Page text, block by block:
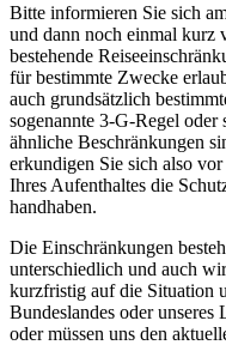
Bitte informieren Sie sich
und dann noch einmal kurz
bestehende
für bestimmte Zwecke
auch grundsätzlich
sogenannte 3-G-Regel oder
ähnliche Beschränkungen
erkundigen Sie sich also
Ihres Aufenthaltes die
handhaben.
Die Einschränkungen
unterschiedlich und auch
kurzfristig auf die Situation
Bundeslandes oder unseres
oder müssen uns den